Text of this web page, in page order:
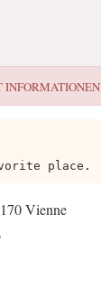
INFORMATIONEN
place.
Vienne